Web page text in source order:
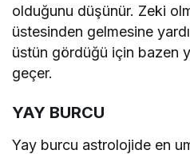
olduğunu düşünür. Zeki
üstesinden gelmesine
üstün gördüğü için bazen
geçer.
YAY BURCU
Yay burcu astrolojide en